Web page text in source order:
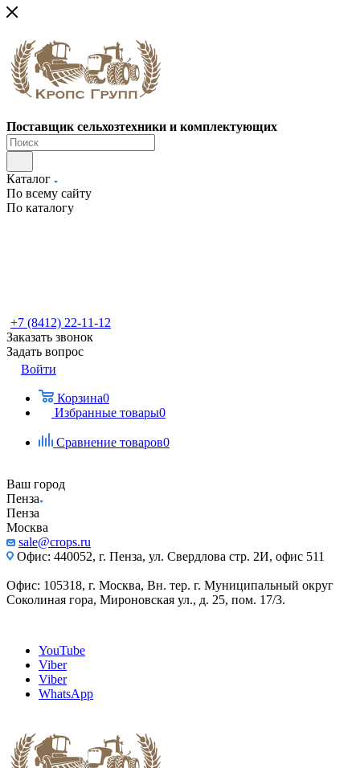
Поставщик сельхозтехники и комплектующих
Каталог
По всему сайту
По каталогу
+7 (8412) 22-11-12
Заказать звонок
Задать вопрос
Войти
Корзина0
Избранные товары0
Сравнение товаров0
Ваш город
Пенза
Пенза
Москва
sale@crops.ru
Офис: 440052, г. Пенза, ул. Свердлова стр. 2И, офис 511
Офис: 105318, г. Москва, Вн. тер. г. Муниципальный округ
Соколиная гора, Мироновская ул., д. 25, пом. 17/3.
YouTube
Viber
Viber
WhatsApp